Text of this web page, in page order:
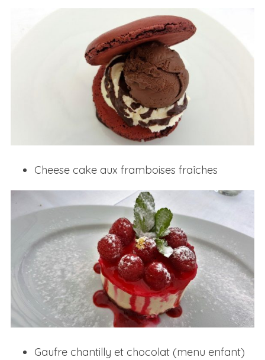
Cheese cake aux framboises fraîches
Gaufre chantilly et chocolat (menu enfant)